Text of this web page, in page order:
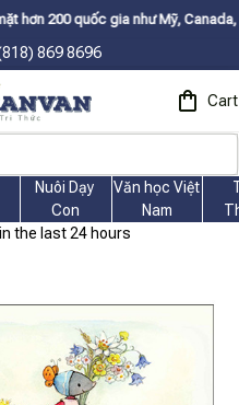
gia như Mỹ, Canada, Úc, Nhật,
869 8696
Cart
Nuôi Dạy
Con
Văn học Việt
Nam
in the last 24 hours